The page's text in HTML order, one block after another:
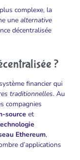
complexe, la
une alternative
décentralisée
?
financier qui
traditionnelles. Au
compagnies
source et
Ethereum,
d’applications